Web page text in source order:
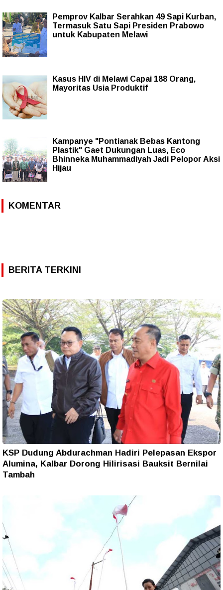
Pemprov Kalbar Serahkan 49 Sapi Kurban,
Termasuk Satu Sapi Presiden Prabowo
untuk Kabupaten Melawi
Kasus HIV di Melawi Capai 188 Orang,
Mayoritas Usia Produktif
Kampanye "Pontianak Bebas Kantong
Plastik" Gaet Dukungan Luas, Eco
Bhinneka Muhammadiyah Jadi Pelopor Aksi
Hijau
KOMENTAR
BERITA TERKINI
KSP Dudung Abdurachman Hadiri Pelepasan Ekspor
Alumina, Kalbar Dorong Hilirisasi Bauksit Bernilai
Tambah